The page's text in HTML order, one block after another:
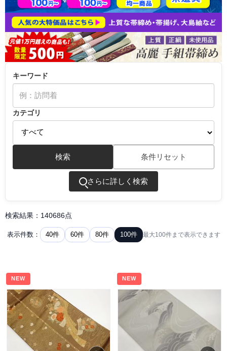
キーワード
カテゴリ
検索 条件リセット
さらに詳しく検索
検索結果：140686点
表示件数： 40件 60件 80件 100件 最大100件まで表示できます
NEW NEW